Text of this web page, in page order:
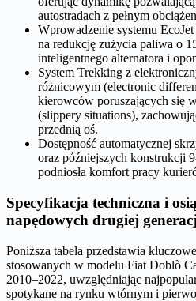
autostradach z pełnym
Wprowadzenie systemu
na redukcję zużycia paliwa o
inteligentnego alternatora i
System Trekking z
różnicowym (electronic
kierowców poruszających się
(slippery situations),
przednią oś.
Dostępność automatycznej
oraz późniejszych konstrukcji
podniosła komfort pracy
Specyfikacja techniczna i
napędowych drugiej
Poniższa tabela przedstawia
stosowanych w modelu Fiat Doblò
2010–2022, uwzględniając
spotykane na rynku wtórnym i